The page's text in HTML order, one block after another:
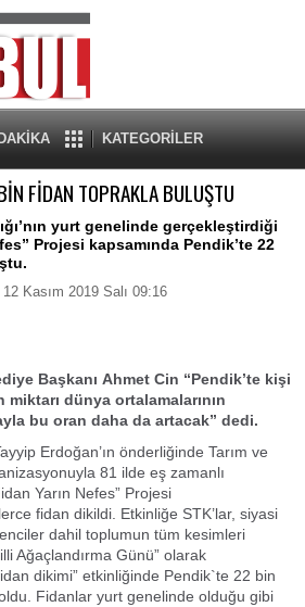
KATEGORİLER
FİDAN TOPRAKLA BULUŞTU
yurt genelinde gerçekleştirdiği
Projesi kapsamında Pendik’te 22
12 Kasım 2019 Salı 09:16
Başkanı Ahmet Cin “Pendik’te kişi
dünya ortalamalarının
bu oran daha da artacak” dedi.
Erdoğan’ın önderliğinde Tarım ve
81 ilde eş zamanlı
Yarın Nefes” Projesi
fidan dikildi. Etkinliğe STK’lar, siyasi
dahil toplumun tüm kesimleri
Ağaçlandırma Günü” olarak
dikimi” etkinliğinde Pendik`te 22 bin
Fidanlar yurt genelinde olduğu gibi